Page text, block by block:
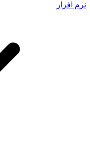
نرم افزار